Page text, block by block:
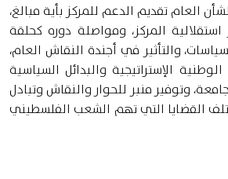
العام تقديم الدعم للمركز بأية مبالغ،
المركز، ومواصلة دوره كحلقة
والتأثير في أجندة النقاش العام،
الإستراتيجية والبدائل السياسية
وتوفير منبر للحوار والنقاش وتبادل
القضايا التي تهم الشعب الفلسطيني